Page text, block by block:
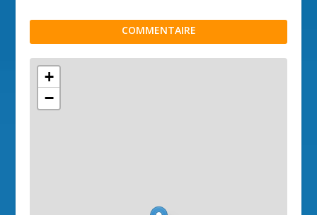
COMMENTAIRE
+
−